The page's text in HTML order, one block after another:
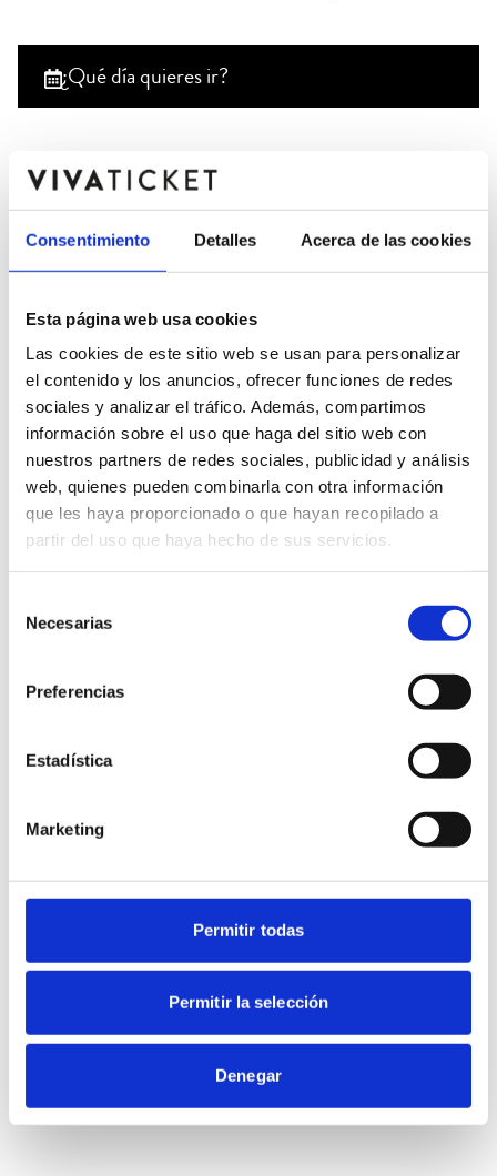
Consentimiento Detalles Acerca de las cookies
Esta página web usa cookies
Las cookies de este sitio web se usan para personalizar
el contenido y los anuncios, ofrecer funciones de redes
sociales y analizar el tráfico. Además, compartimos
información sobre el uso que haga del sitio web con
nuestros partners de redes sociales, publicidad y análisis
web, quienes pueden combinarla con otra información
que les haya proporcionado o que hayan recopilado a
partir del uso que haya hecho de sus servicios.
Necesarias
Preferencias
Estadística
Marketing
Permitir todas
Permitir la selección
Denegar
¿Qué día quieres ir?
06
ago.
Jueves,19:00
(Apertura: 19:00h)
07
ago.
Viernes,19:00
(Apertura: 19:00h)